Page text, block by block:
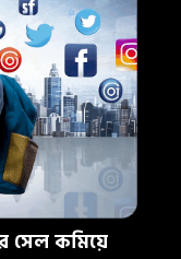
সেল কমিয়ে